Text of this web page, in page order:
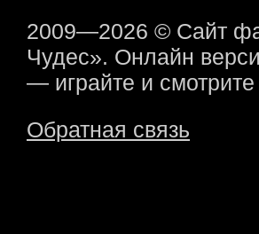
2009—2026 © Сайт
Чудес». Онлайн
— играйте и смотрите
Обратная связь